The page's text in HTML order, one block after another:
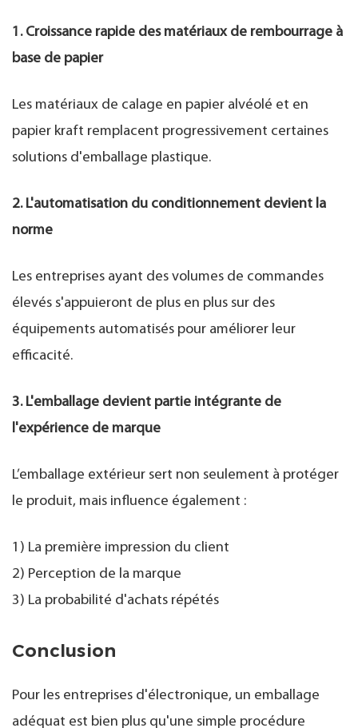
1. Croissance rapide des matériaux de rembourrage à
base de papier
Les matériaux de calage en papier alvéolé et en
papier kraft remplacent progressivement certaines
solutions d'emballage plastique.
2. L'automatisation du conditionnement devient la
norme
Les entreprises ayant des volumes de commandes
élevés s'appuieront de plus en plus sur des
équipements automatisés pour améliorer leur
efficacité.
3. L'emballage devient partie intégrante de
l'expérience de marque
L’emballage extérieur sert non seulement à protéger
le produit, mais influence également :
1) La première impression du client
2) Perception de la marque
3) La probabilité d'achats répétés
Conclusion
Pour les entreprises d'électronique, un emballage
adéquat est bien plus qu'une simple procédure